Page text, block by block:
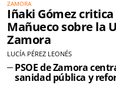
ZAMORA
Iñaki Gómez
Mañueco sobre la
Zamora
LUCÍA PÉREZ LEONÉS
PSOE de Zamora
sanidad pública y